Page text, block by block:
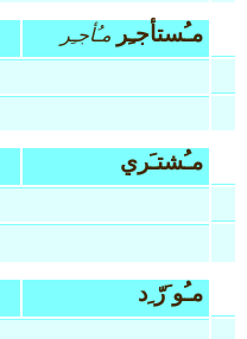
مـُستأجـِر مـُأجـِر
مـُشتـَري
مـُو َرّ ِد